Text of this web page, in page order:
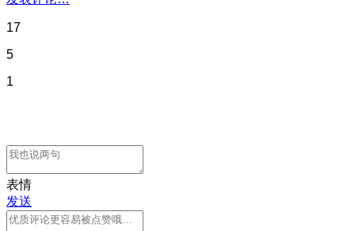
17
5
1
表情
发送